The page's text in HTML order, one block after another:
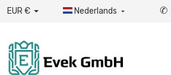
EUR € Nederlands  ✆